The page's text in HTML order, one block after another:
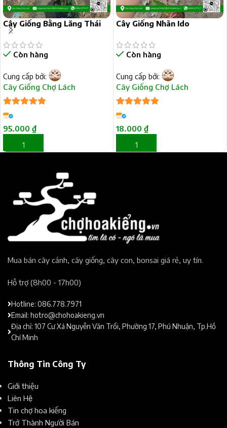
Cây Giống Bằng Lăng Thái
Còn hàng
Cung cấp bởi:
Cây Giống Chợ Lách
5trên 5
95.000 ₫
THÊM VÀO GIỎ HÀNG
Cây Giống Nhãn Ido
Còn hàng
Cung cấp bởi:
Cây Giống Chợ Lách
5trên 5
18.000 ₫
THÊM VÀO GIỎ HÀNG
Mua bán cây cảnh, cây giống, cây con, bonsai giá rẻ, uy tín.​
Hỗ trợ (8h00 - 17h00)​
Hotline: 086.778.7971
Email: hotro@chohoakieng.vn
Địa chỉ: 107 Cư Xá Nguyễn Văn Trổi, Phường 17, Phú Nhuận, Tp.Hồ
Chí Minh
Thông Tin Công Ty
Giới thiệu
Liên Hệ
Tin chợ hoa kiểng
Trở Thành Người Bán